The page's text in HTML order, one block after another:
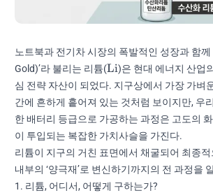
노트북과 전기차 시장의 폭발적인 성장과 함께
Gold)’라 불리는 리튬(\text{Li}
Li)은 현대 에너지 산업
심 전략 자산이 되었다. 지구상에서 가장 가벼
간에 흔하게 흩어져 있는 것처럼 보이지만, 우
한 배터리 등급으로 가공하는 과정은 고도의
이 투입되는 복잡한 가치사슬을 가진다.
리튬이 지구의 거친 표면에서 채굴되어 최종
내부의 ‘양극재’로 변신하기까지의 전 과정을
1. 리튬, 어디서, 어떻게 구하는가?